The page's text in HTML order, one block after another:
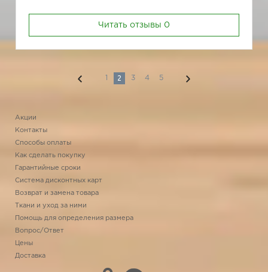
Читать отзывы 0
1 2 3 4 5
Акции
Контакты
Способы оплаты
Как сделать покупку
Гарантийные сроки
Система дисконтных карт
Возврат и замена товара
Ткани и уход за ними
Помощь для определения размера
Вопрос/Ответ
Цены
Доставка